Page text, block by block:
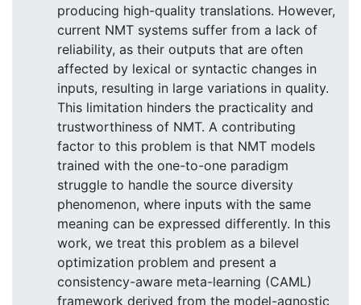
producing high-quality translations. However,
current NMT systems suffer from a lack of
reliability, as their outputs that are often
affected by lexical or syntactic changes in
inputs, resulting in large variations in quality.
This limitation hinders the practicality and
trustworthiness of NMT. A contributing
factor to this problem is that NMT models
trained with the one-to-one paradigm
struggle to handle the source diversity
phenomenon, where inputs with the same
meaning can be expressed differently. In this
work, we treat this problem as a bilevel
optimization problem and present a
consistency-aware meta-learning (CAML)
framework derived from the model-agnostic